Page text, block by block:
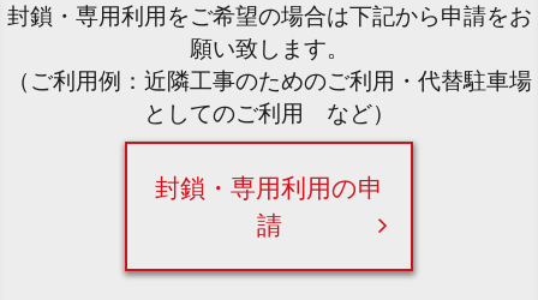
封鎖・専用利用をご希望の場合は下記から申請をお
願い致します。
（ご利用例：近隣工事のためのご利用・代替駐車場
としてのご利用 など）
封鎖・専用利用の申
請